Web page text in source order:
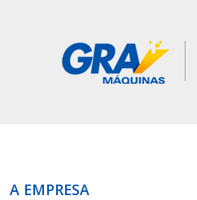
A EMPRESA